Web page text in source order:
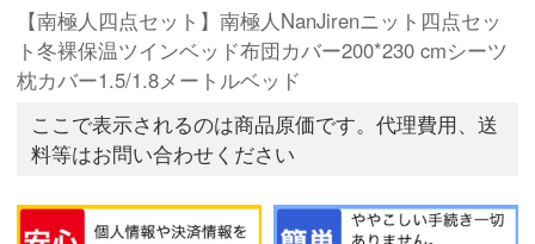
【南極人四点セット】南極人NanJirenニット四点セッ
ト冬裸保温ツインベッド布団カバー200*230 cmシーツ
枕カバー1.5/1.8メートルベッド
ここで表示されるのは商品原価です。代理費用、送
料等はお問い合わせください